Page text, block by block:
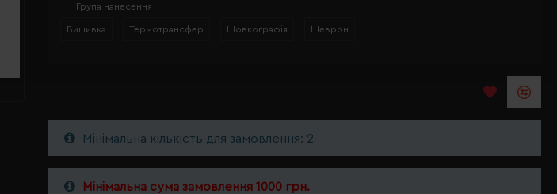
Група нанесення
Вишивка Термотрансфер Шовкографія Шеврон
Мінімальна кількість для замовлення: 2
Мінімальна сума замовлення 1000 грн.